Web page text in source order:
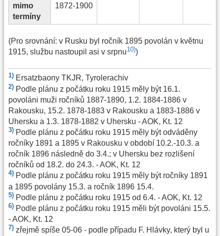
mimo
termíny
1872-1900
(Pro srovnání: v Rusku byl ročník 1895 povolán v květnu
1915, službu nastoupil asi v srpnu10))
1) Ersatzbaony TKJR, Tyrolerachiv
2) Podle plánu z počátku roku 1915 měly být 16.1.
povoláni muži ročníků 1887-1890, 1.2. 1884-1886 v
Rakousku, 15.2. 1878-1883 v Rakousku a 1883-1886 v
Uhersku a 1.3. 1878-1882 v Uhersku - AOK, Kt. 12
3) Podle plánu z počátku roku 1915 měly být odváděny
ročníky 1891 a 1895 v Rakousku v období 10.2.-10.3. a
ročník 1896 následně do 3.4.; v Uhersku bez rozlišení
ročníků od 18.2. do 24.3. - AOK, Kt. 12
4) Podle plánu z počátku roku 1915 měly být ročníky 1891
a 1895 povolány 15.3. a ročník 1896 15.4.
5) Podle plánu z počátku roku 1915 od 6.4. - AOK, Kt. 12
6) Podle plánu z počátku roku 1915 měli být povoláni 15.5.
- AOK, Kt. 12
7) zřejmě spíše 05-06 - podle případu F. Hlávky, který byl u